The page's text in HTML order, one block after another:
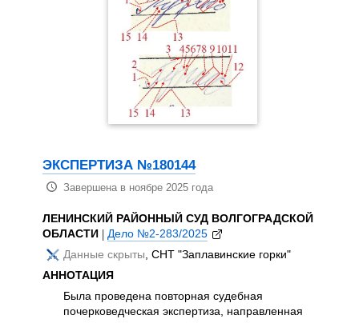
ЭКСПЕРТИЗА №180144
Завершена в ноябре 2025 года
ЛЕНИНСКИЙ РАЙОННЫЙ СУД ВОЛГОГРАДСКОЙ
ОБЛАСТИ | Дело №2-283/2025
Данные скрыты, СНТ "Заплавинские горки"
АННОТАЦИЯ
Была проведена повторная судебная
почерковедческая экспертиза, направленная